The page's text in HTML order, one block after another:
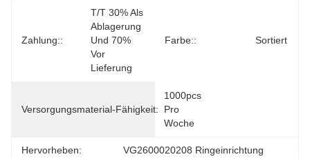
Zahlung::
T/T 30% Als
Ablagerung
Und 70%
Vor
Lieferung
Farbe:: Sortiert
Versorgungsmaterial-Fähigkeit:
1000pcs
Pro
Woche
Hervorheben: VG2600020208 Ringeinrichtung